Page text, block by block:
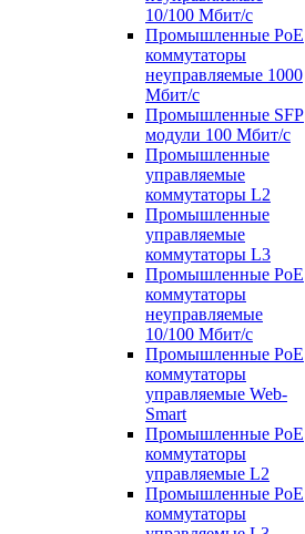
10/100 Мбит/с
Промышленные PoE
коммутаторы
неуправляемые 1000
Мбит/с
Промышленные SFP
модули 100 Мбит/c
Промышленные
управляемые
коммутаторы L2
Промышленные
управляемые
коммутаторы L3
Промышленные PoE
коммутаторы
неуправляемые
10/100 Мбит/с
Промышленные PoE
коммутаторы
управляемые Web-
Smart
Промышленные PoE
коммутаторы
управляемые L2
Промышленные PoE
коммутаторы